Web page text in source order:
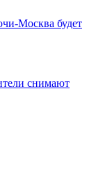
Москва будет
снимают